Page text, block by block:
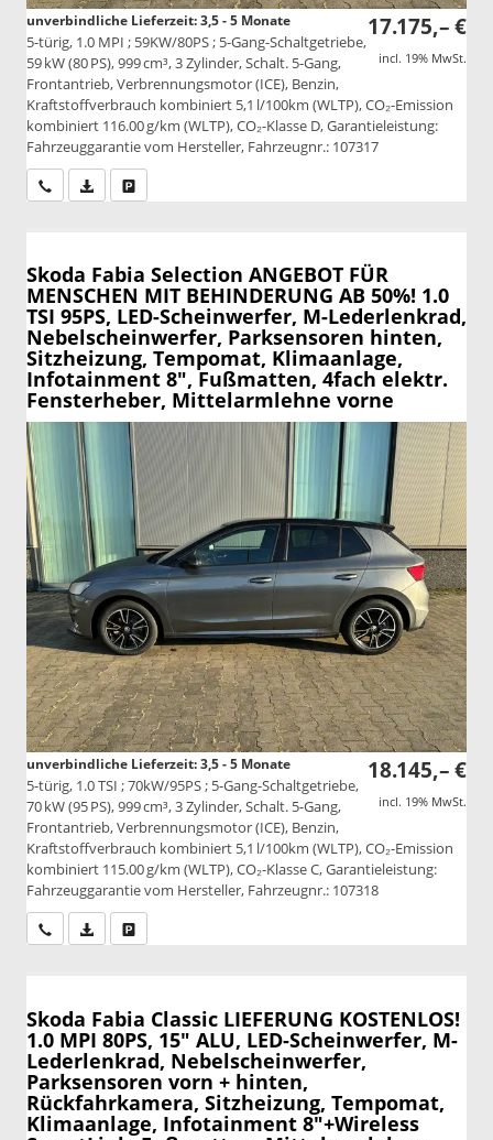
17.175,– €
incl. 19% MwSt.
unverbindliche Lieferzeit: 3,5 - 5 Monate
5-türig, 1.0 MPI ; 59KW/80PS ; 5-Gang-Schaltgetriebe,
59 kW (80 PS), 999 cm³, 3 Zylinder, Schalt. 5-Gang,
Frontantrieb, Verbrennungsmotor (ICE), Benzin,
Kraftstoffverbrauch kombiniert 5,1 l/100km (WLTP), CO₂-Emission
kombiniert 116.00 g/km (WLTP), CO₂-Klasse D, Garantieleistung:
Fahrzeuggarantie vom Hersteller, Fahrzeugnr.: 107317
Wir rufen Sie anPDF-Datei, Fahrzeugexposé drucken
Skoda Fabia Selection ANGEBOT FÜR
MENSCHEN MIT BEHINDERUNG AB 50%! 1.0
TSI 95PS, LED-Scheinwerfer, M-Lederlenkrad,
Nebelscheinwerfer, Parksensoren hinten,
Sitzheizung, Tempomat, Klimaanlage,
Infotainment 8", Fußmatten, 4fach elektr.
Fensterheber, Mittelarmlehne vorne
18.145,– €
incl. 19% MwSt.
unverbindliche Lieferzeit: 3,5 - 5 Monate
5-türig, 1.0 TSI ; 70kW/95PS ; 5-Gang-Schaltgetriebe,
70 kW (95 PS), 999 cm³, 3 Zylinder, Schalt. 5-Gang,
Frontantrieb, Verbrennungsmotor (ICE), Benzin,
Kraftstoffverbrauch kombiniert 5,1 l/100km (WLTP), CO₂-Emission
kombiniert 115.00 g/km (WLTP), CO₂-Klasse C, Garantieleistung:
Fahrzeuggarantie vom Hersteller, Fahrzeugnr.: 107318
Wir rufen Sie anPDF-Datei, Fahrzeugexposé drucken
Skoda Fabia Classic LIEFERUNG KOSTENLOS!
1.0 MPI 80PS, 15" ALU, LED-Scheinwerfer, M-
Lederlenkrad, Nebelscheinwerfer,
Parksensoren vorn + hinten,
Rückfahrkamera, Sitzheizung, Tempomat,
Klimaanlage, Infotainment 8"+Wireless